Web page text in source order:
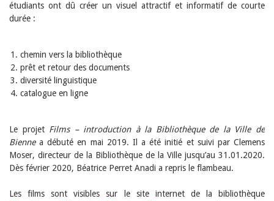
étudiants ont dû créer un visuel attractif et informatif de courte
durée :
1. chemin vers la bibliothèque
2. prêt et retour des documents
3. diversité linguistique
4. catalogue en ligne
Le projet Films – introduction à la Bibliothèque de la Ville de
Biennea débuté en mai 2019. Il a été initié et suivi par Clemens
Moser, directeur de la Bibliothèque de la Ville jusqu’au 31.01.2020.
Dès février 2020, Béatrice Perret Anadi a repris le flambeau.
Les films sont visibles sur le site internet de la bibliothèque